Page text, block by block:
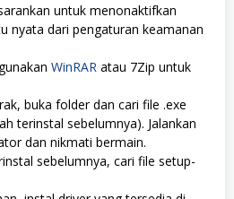
untuk menonaktifkan
nyata dari pengaturan keamanan
WinRAR atau 7Zip untuk
buka folder dan cari file .exe
terinstal sebelumnya). Jalankan
dan nikmati bermain.
sebelumnya, cari file setup-